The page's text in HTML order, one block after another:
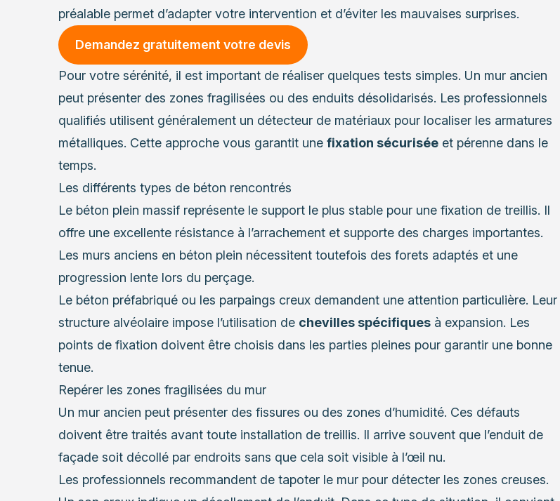
préalable permet d’adapter votre intervention et d’éviter les mauvaises surprises.
Demandez gratuitement votre devis
Pour votre sérénité, il est important de réaliser quelques tests simples. Un mur ancien
peut présenter des zones fragilisées ou des enduits désolidarisés. Les professionnels
qualifiés utilisent généralement un détecteur de matériaux pour localiser les armatures
métalliques. Cette approche vous garantit une fixation sécuriséeet pérenne dans le
temps.
Les différents types de béton rencontrés
Le béton plein massif représente le support le plus stable pour une fixation de treillis. Il
offre une excellente résistance à l’arrachement et supporte des charges importantes.
Les murs anciens en béton plein nécessitent toutefois des forets adaptés et une
progression lente lors du perçage.
Le béton préfabriqué ou les parpaings creux demandent une attention particulière. Leur
structure alvéolaire impose l’utilisation de chevilles spécifiquesà expansion. Les
points de fixation doivent être choisis dans les parties pleines pour garantir une bonne
tenue.
Repérer les zones fragilisées du mur
Un mur ancien peut présenter des fissures ou des zones d’humidité. Ces défauts
doivent être traités avant toute installation de treillis. Il arrive souvent que l’enduit de
façade soit décollé par endroits sans que cela soit visible à l’œil nu.
Les professionnels recommandent de tapoter le mur pour détecter les zones creuses.